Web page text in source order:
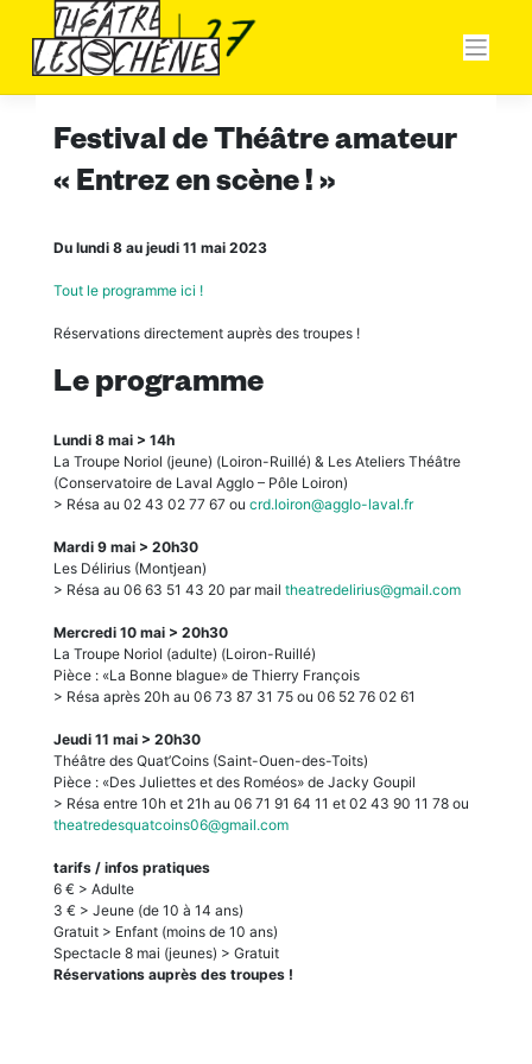
Panneau de gestion des cookies
content
Festival de Théâtre amateur
« Entrez en scène ! »
Du lundi 8 au jeudi 11 mai 2023
Tout le programme ici !
Réservations directement auprès des troupes !
Le programme
Lundi 8 mai > 14h
La Troupe Noriol (jeune) (Loiron-Ruillé) & Les Ateliers Théâtre
(Conservatoire de Laval Agglo – Pôle Loiron)
> Résa au 02 43 02 77 67 ou crd.loiron@agglo-laval.fr
Mardi 9 mai > 20h30
Les Délirius (Montjean)
> Résa au 06 63 51 43 20 par mail theatredelirius@gmail.com
Mercredi 10 mai > 20h30
La Troupe Noriol (adulte) (Loiron-Ruillé)
Pièce : «La Bonne blague» de Thierry François
> Résa après 20h au 06 73 87 31 75 ou 06 52 76 02 61
Jeudi 11 mai > 20h30
Théâtre des Quat’Coins (Saint-Ouen-des-Toits)
Pièce : «Des Juliettes et des Roméos» de Jacky Goupil
> Résa entre 10h et 21h au 06 71 91 64 11 et 02 43 90 11 78 ou
theatredesquatcoins06@gmail.com
tarifs / infos pratiques
6 € > Adulte
3 € > Jeune (de 10 à 14 ans)
Gratuit > Enfant (moins de 10 ans)
Spectacle 8 mai (jeunes) > Gratuit
Réservations auprès des troupes !